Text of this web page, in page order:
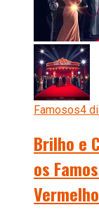
Famosos4
Brilho e
os
Vermelho